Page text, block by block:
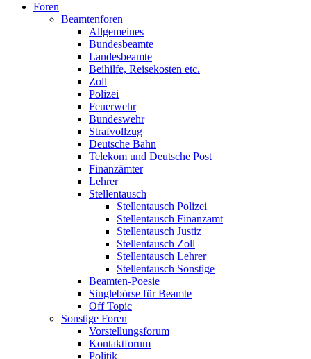
Foren
Beamtenforen
Allgemeines
Bundesbeamte
Landesbeamte
Beihilfe, Reisekosten etc.
Zoll
Polizei
Feuerwehr
Bundeswehr
Strafvollzug
Deutsche Bahn
Telekom und Deutsche Post
Finanzämter
Lehrer
Stellentausch
Stellentausch Polizei
Stellentausch Finanzamt
Stellentausch Justiz
Stellentausch Zoll
Stellentausch Lehrer
Stellentausch Sonstige
Beamten-Poesie
Singlebörse für Beamte
Off Topic
Sonstige Foren
Vorstellungsforum
Kontaktforum
Politik